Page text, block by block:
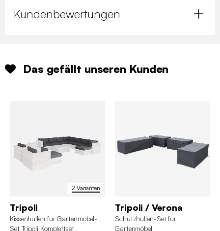
Kundenbewertungen
Das gefällt unseren Kunden
2 Varianten
Tripoli
Kissenhüllen für Gartenmöbel-
Set Tripoli Komplettset
Tripoli / Verona
Schutzhüllen-Set für
Gartenmöbel